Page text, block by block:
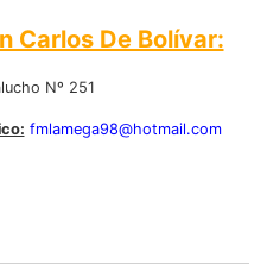
Carlos De Bolívar:
Nº 251
fmlamega98@hotmail.com